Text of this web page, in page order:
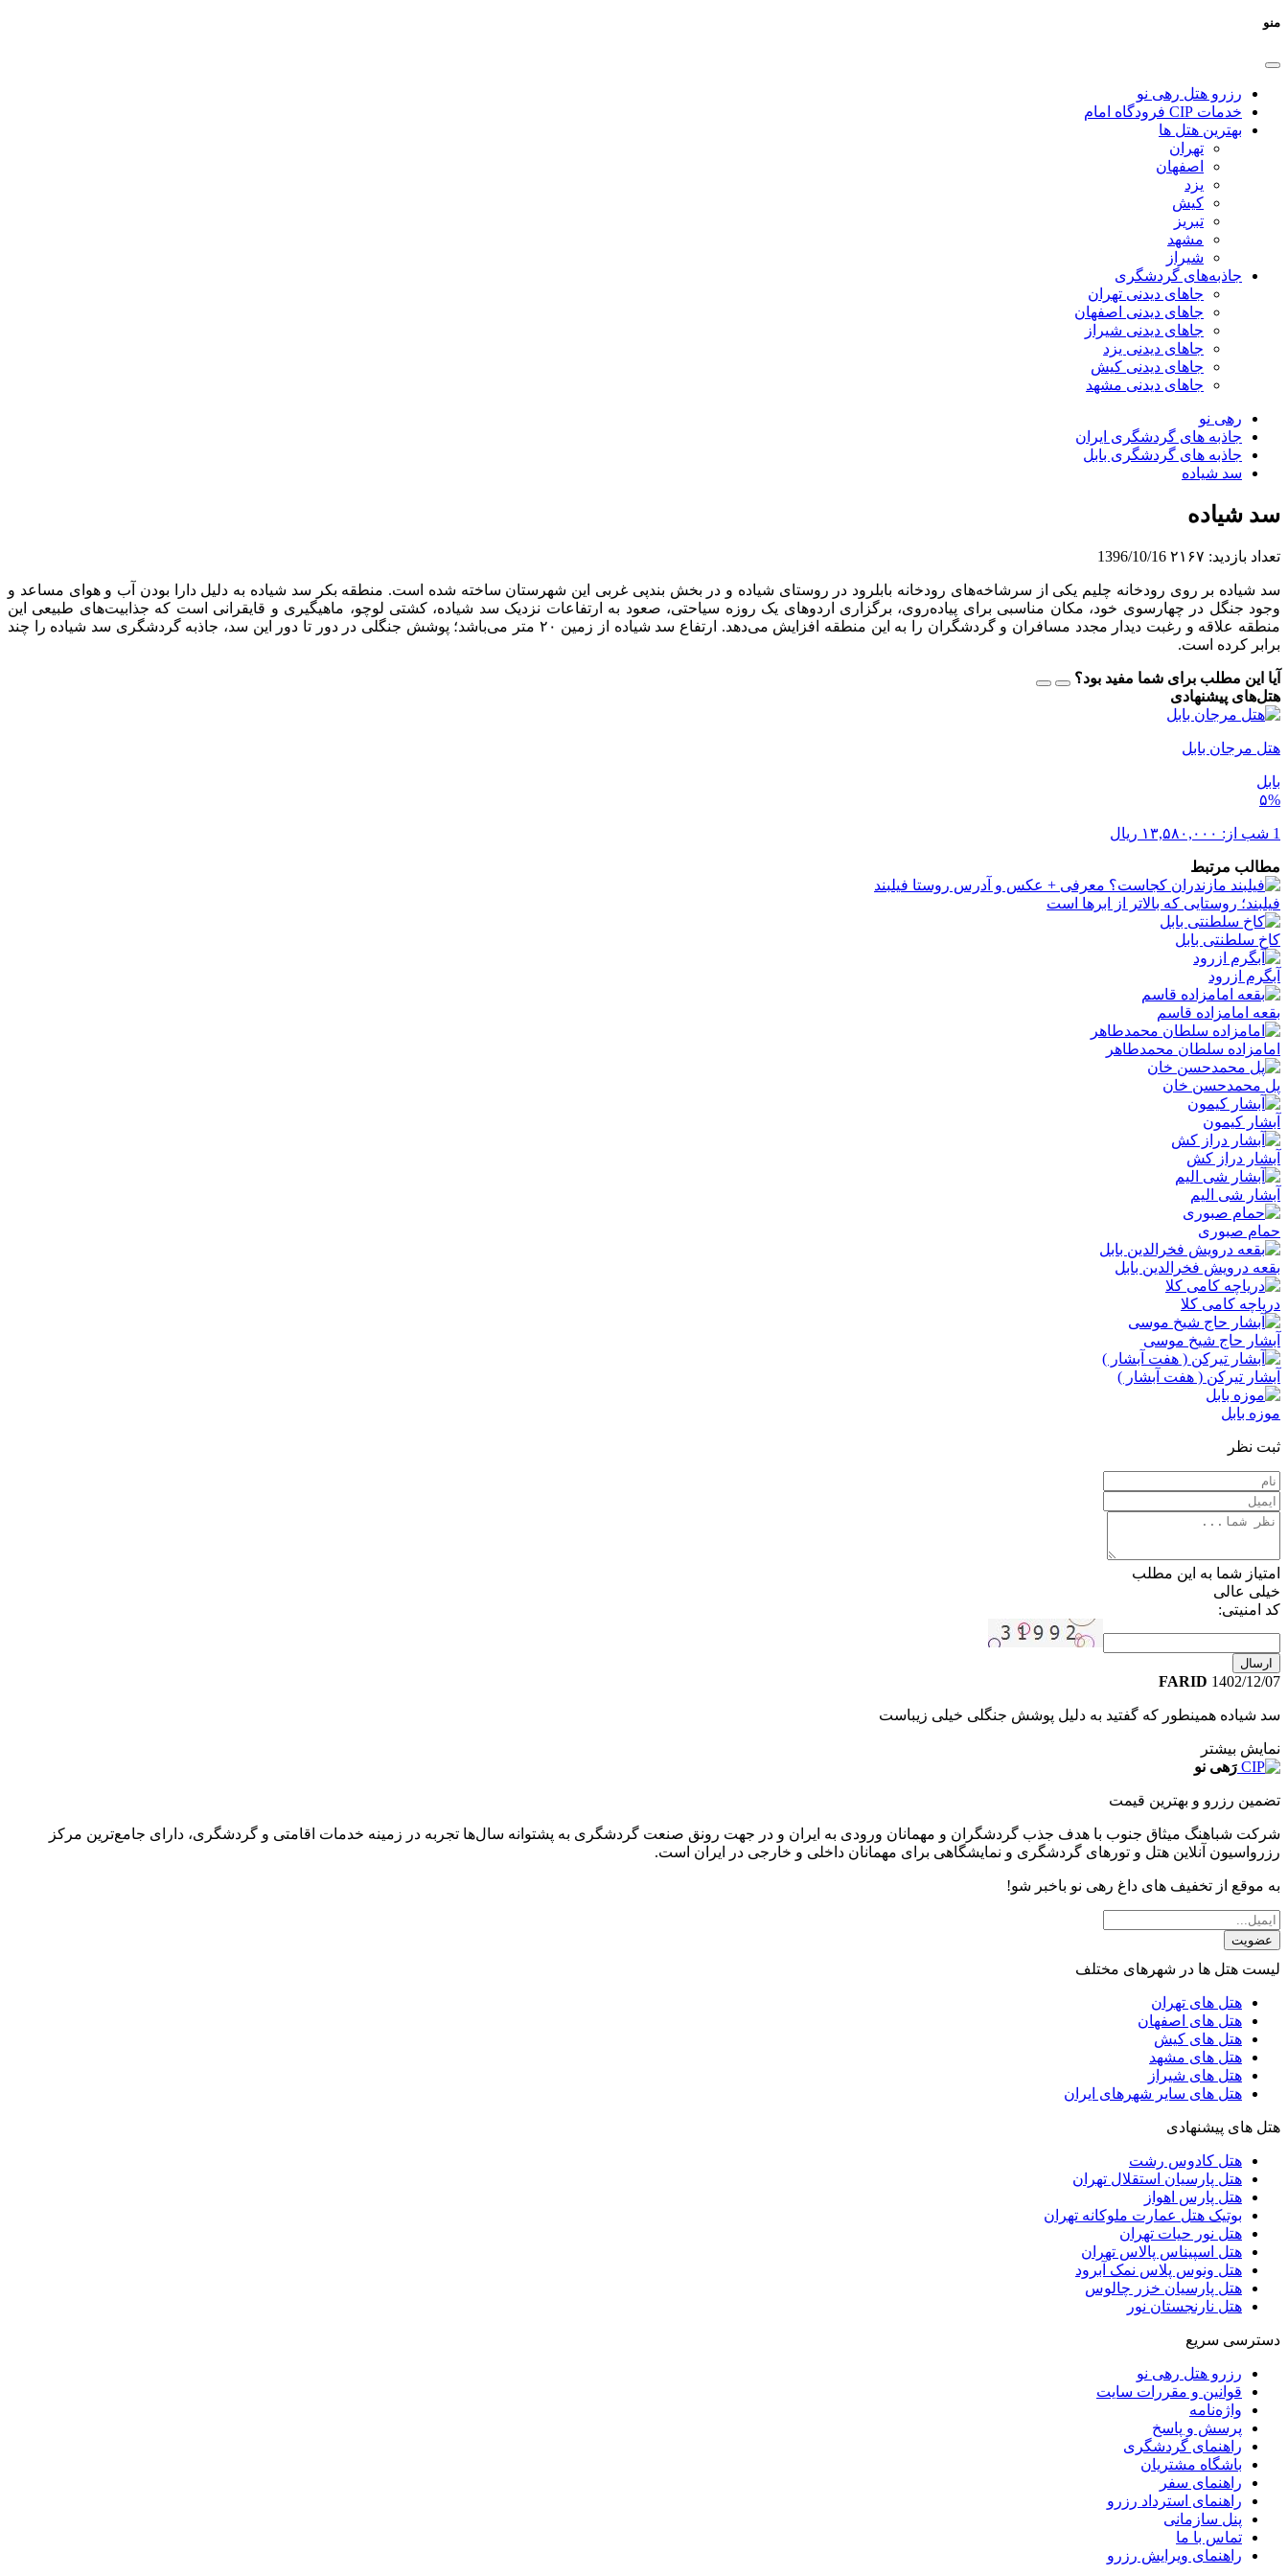
منو
رزرو هتل رهی نو
خدمات CIP فرودگاه امام
بهترین هتل ها
تهران
اصفهان
یزد
کیش
تبریز
مشهد
شیراز
جاذبه‌های گردشگری
جاهای دیدنی تهران
جاهای دیدنی اصفهان
جاهای دیدنی شیراز
جاهای دیدنی یزد
جاهای دیدنی کیش
جاهای دیدنی مشهد
رهی نو
جاذبه های گردشگری ایران
جاذبه های گردشگری بابل
سد شیاده
سد شیاده
تعداد بازدید: ۲۱۶۷ 1396/10/16
سد شیاده بر روی رودخانه چلیم یکی از سرشاخه‌های رودخانه بابلرود در روستای شیاده و در بخش بندپی غربی این شهرستان ساخته شده است. منطقه بکر سد شیاده به دلیل دارا بودن آب و هوای مساعد و
وجود جنگل در چهارسوی خود، مکان مناسبی برای پیاده‌روی، برگزاری اردوهای یک روزه سیاحتی، صعود به ارتفاعات نزدیک سد شیاده، کشتی لوچو، ماهیگیری و قایقرانی است که جذابیت‌های طبیعی این
منطقه علاقه و رغبت دیدار مجدد مسافران و گردشگران را به این منطقه افزایش می‌دهد. ارتفاع سد شیاده از زمین ۲۰ متر می‌باشد؛ پوشش جنگلی در دور تا دور این سد، جاذبه گردشگری سد شیاده را چند
برابر کرده است.
آیا این مطلب برای شما مفید بود؟
هتل‌های پیشنهادی
هتل مرجان بابل
بابل
۵%
1 شب از: ۱۳,۵۸۰,۰۰۰ ریال
مطالب مرتبط
فیلبند؛ روستایی که بالاتر از ابرها است
کاخ سلطنتی بابل
آبگرم ازرود
بقعه امامزاده قاسم
امامزاده سلطان محمدطاهر
پل محمدحسن خان
آبشار کیمون
آبشار دراز کش
آبشار شی الیم
حمام صبوری
بقعه درویش فخرالدین بابل
دریاچه کامی کلا
آبشار حاج شیخ موسی
آبشار تیرکن ( هفت آبشار )
موزه بابل
ثبت نظر
امتیاز شما به این مطلب
خیلی عالی
کد امنیتی:
ارسال
FARID 1402/12/07
سد شیاده همینطور که گفتید به دلیل پوشش جنگلی خیلی زیباست
نمایش بیشتر
رَهی نو
تضمین رزرو و بهترین قیمت
شرکت شباهنگ میثاق جنوب با هدف جذب گردشگران و مهمانان ورودی به ایران و در جهت رونق صنعت گردشگری به پشتوانه سال‌ها تجربه در زمینه خدمات اقامتی و گردشگری، دارای جامع‌ترین مرکز
رزرواسیون آنلاین هتل و تورهای گردشگری و نمایشگاهی برای مهمانان داخلی و خارجی در ایران است.
به موقع از تخفیف های داغ رهی نو باخبر شو!
عضویت
لیست هتل ها در شهرهای مختلف
هتل های تهران
هتل های اصفهان
هتل های کیش
هتل های مشهد
هتل های شیراز
هتل های سایر شهرهای ایران
هتل های پیشنهادی
هتل کادوس رشت
هتل پارسیان استقلال تهران
هتل پارس اهواز
بوتیک هتل عمارت ملوکانه تهران
هتل نور حیات تهران
هتل اسپیناس پالاس تهران
هتل ونوس پلاس نمک آبرود
هتل پارسیان خزر چالوس
هتل نارنجستان نور
دسترسی سریع
رزرو هتل رهی نو
قوانین و مقررات سایت
واژه‌نامه
پرسش و پاسخ
راهنمای گردشگری
باشگاه مشتریان
راهنمای سفر
راهنمای استرداد رزرو
پنل سازمانی
تماس با ما
راهنمای ویرایش رزرو